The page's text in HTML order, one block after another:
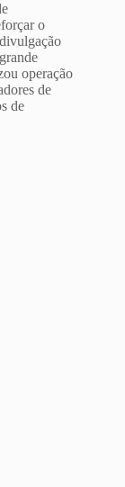
o
operação
de
de